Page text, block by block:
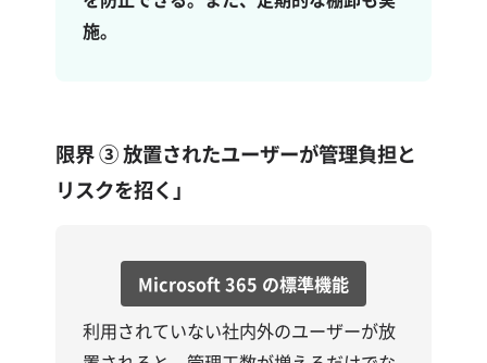
施。
限界 ③放置されたユーザーが管理負担と
リスクを招く」
Microsoft 365 の標準機能
利用されていない社内外のユーザーが放